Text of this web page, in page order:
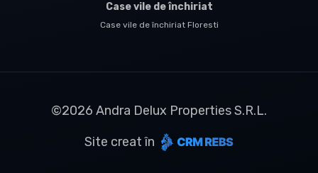
Case vile de închiriat
Case vile de închiriat Floresti
©2026 Andra Delux Properties S.R.L.
Site creat în